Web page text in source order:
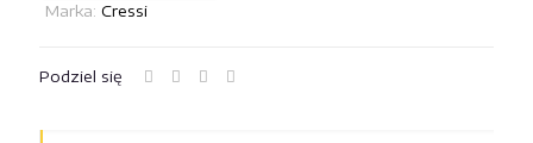
Marka: Cressi
Podziel się